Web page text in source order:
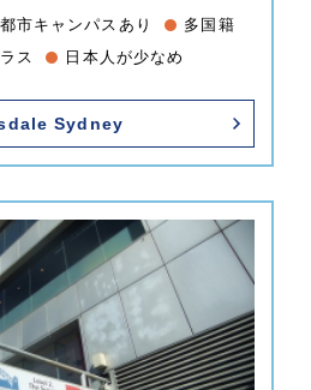
市キャンパスあり
多国籍
ス 日本人が少なめ
Sydney